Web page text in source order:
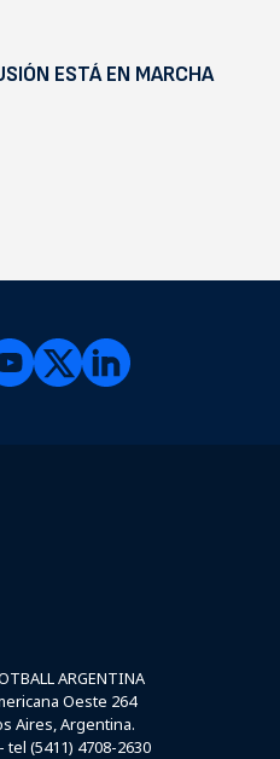
ESTÁ EN MARCHA
ARGENTINA
Oeste 264
Aires, Argentina.
(5411) 4708-2630